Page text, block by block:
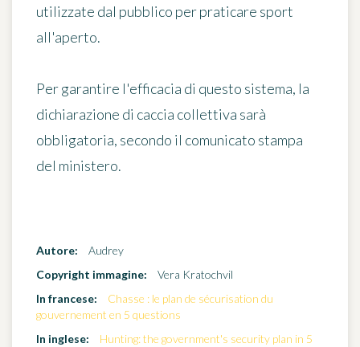
utilizzate dal pubblico per praticare sport
all'aperto.
Per garantire l'efficacia di questo sistema, la
dichiarazione di caccia collettiva sarà
obbligatoria, secondo il comunicato stampa
del ministero.
Autore:
Audrey
Copyright immagine:
Vera Kratochvil
In francese:
Chasse : le plan de sécurisation du
gouvernement en 5 questions
In inglese:
Hunting: the government's security plan in 5